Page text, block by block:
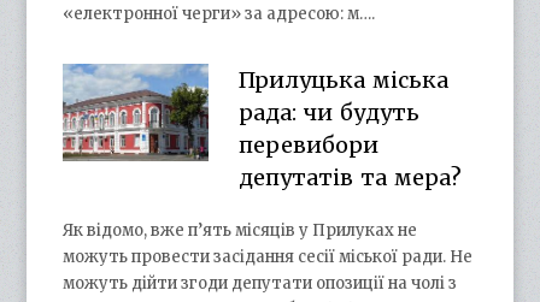
«електронної черги» за адресою: м….
Прилуцька міська
рада: чи будуть
перевибори
депутатів та мера?
Як відомо, вже п’ять місяців у Прилуках не
можуть провести засідання сесії міської ради. Не
можуть дійти згоди депутати опозиції на чолі з